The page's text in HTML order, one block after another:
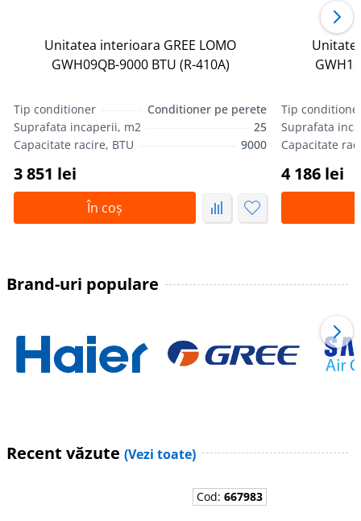
Unitatea interioara GREE LOMO
GWH09QB-9000 BTU (R-410А)
Tip conditioner
Conditioner pe perete
Suprafata incaperii, m2
25
Capacitate racire, BTU
9000
3 851 lei
În coș
Tip
Suprafata
Capacitate
4 186 lei
Brand-uri populare
Recent văzute (Vezi toate)
Cod:667983